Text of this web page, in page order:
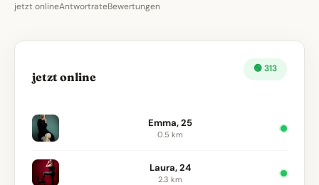
jetzt onlineAntwortrateBewertungen
jetzt online
🟢 313
Emma, 25
0.5 km
Laura, 24
2.3 km